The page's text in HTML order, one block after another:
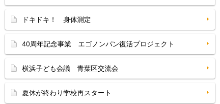
ドキドキ！ 身体測定
40周年記念事業 エゴノンパン復活プロジェクト
横浜子ども会議 青葉区交流会
夏休が終わり学校再スタート